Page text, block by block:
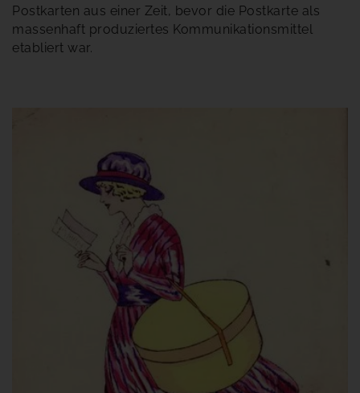
Postkarten aus einer Zeit, bevor die Postkarte als
massenhaft produziertes Kommunikationsmittel
etabliert war.